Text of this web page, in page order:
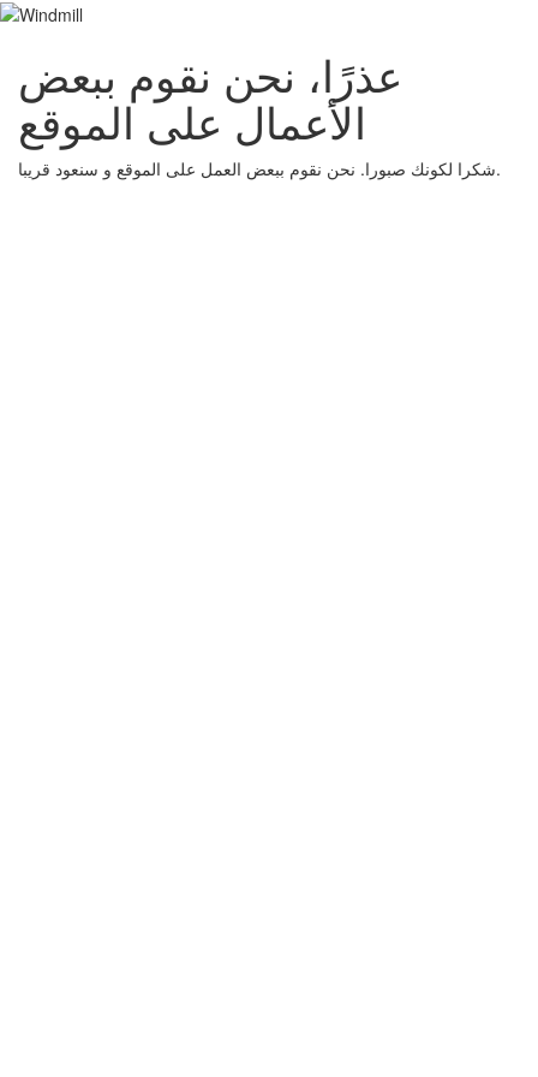
عذرًا، نحن نقوم ببعض
الأعمال على الموقع
شكرا لكونك صبورا. نحن نقوم ببعض العمل على الموقع و سنعود قريبا.